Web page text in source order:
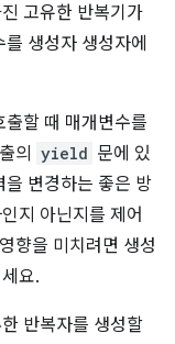
고유한 반복기가
생성자 생성자에
출할 때 매개변수를
의
yield 문에 있
변경하는 좋은 방
지 아닌지를 제어
향을 미치려면 생성
요.
반복자를 생성할